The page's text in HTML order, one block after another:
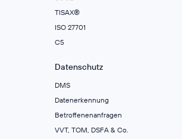
TISAX®
ISO 27701
C5
Datenschutz
DMS
Datenerkennung
Betroffenenanfragen
VVT, TOM, DSFA & Co.